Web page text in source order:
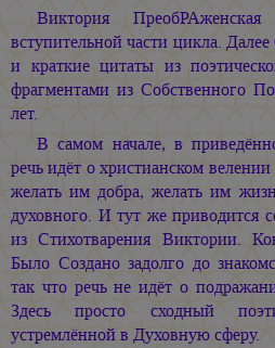
Виктория
вступительной части цикла.
и краткие цитаты из
фрагментами из Собственного
лет.
В самом начале, в
речь идёт о христианском
желать им добра, желать им
духовного. И тут же приводится
из Стихотварения Виктории.
Было Создано задолго до
так что речь не идёт о
Здесь просто сходный
устремлённой в Духовную сферу.